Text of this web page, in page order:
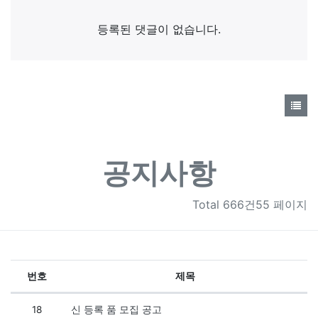
등록된 댓글이 없습니다.
공지사항
Total 666건55 페이지
번호 제목
18
신 등록 품 모집 공고